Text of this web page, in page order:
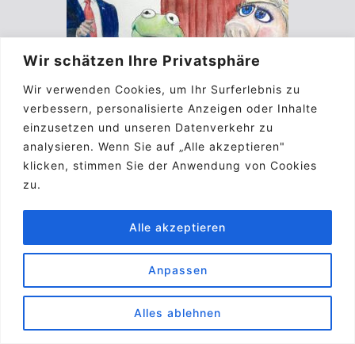
Wir schätzen Ihre Privatsphäre
Wir verwenden Cookies, um Ihr Surferlebnis zu
verbessern, personalisierte Anzeigen oder Inhalte
einzusetzen und unseren Datenverkehr zu
analysieren. Wenn Sie auf „Alle akzeptieren"
klicken, stimmen Sie der Anwendung von Cookies
zu.
Anpassen
Alles ablehnen
Alle akzeptieren